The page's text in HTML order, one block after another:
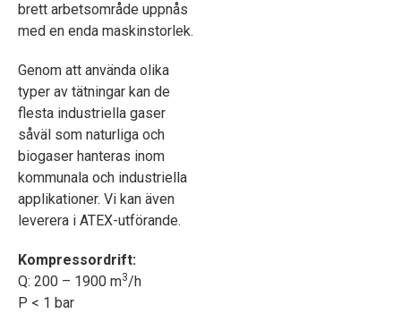
brett arbetsområde uppnås
med en enda maskinstorlek.
Genom att använda olika
typer av tätningar kan de
flesta industriella gaser
såväl som naturliga och
biogaser hanteras inom
kommunala och industriella
applikationer. Vi kan även
leverera i ATEX-utförande.
Kompressordrift:
Q: 200 – 1900 m3/h
P < 1 bar